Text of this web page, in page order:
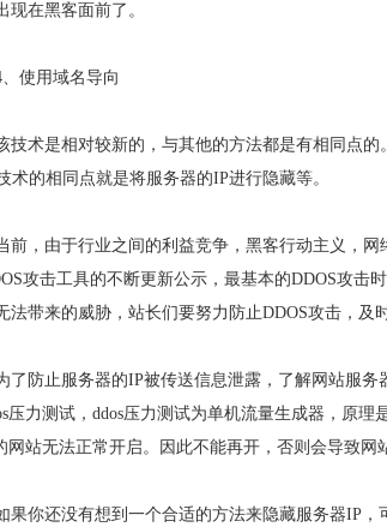
现在黑客面前了。
、使用域名导向
技术是相对较新的，与其他的方法都是有相同点
术的相同点就是将服务器的IP进行隐藏等。
前，由于行业之间的利益竞争，黑客行动主义，
攻击工具的不断更新公示，最基本的DDOS攻击
法带来的威胁，站长们要努力防止DDOS攻击，及
了防止服务器的IP被传送信息泄露，了解网站服
压力测试，ddos压力测试为单机流量生成器，原
网站无法正常开启。因此不能再开，否则会导致网
果你还没有想到一个合适的方法来隐藏服务器IP